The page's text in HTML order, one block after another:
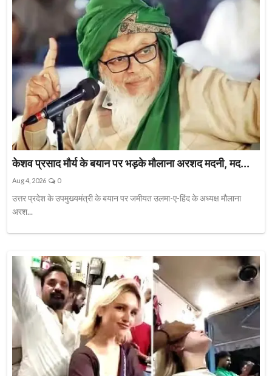
केशव प्रसाद मौर्य के बयान पर भड़के मौलाना अरशद मदनी, मद...
Aug 4, 2026 0
उत्तर प्रदेश के उपमुख्यमंत्री के बयान पर जमीयत उलमा-ए-हिंद के अध्यक्ष मौलाना
अरश...